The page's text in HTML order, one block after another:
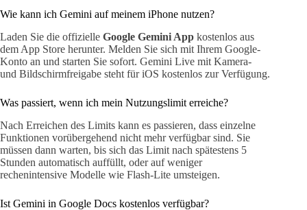
Wie kann ich Gemini auf meinem iPhone nutzen?
Laden Sie die offizielle Google Gemini App kostenlos aus
dem App Store herunter. Melden Sie sich mit Ihrem Google-
Konto an und starten Sie sofort. Gemini Live mit Kamera-
und Bildschirmfreigabe steht für iOS kostenlos zur Verfügung.
Was passiert, wenn ich mein Nutzungslimit erreiche?
Nach Erreichen des Limits kann es passieren, dass einzelne
Funktionen vorübergehend nicht mehr verfügbar sind. Sie
müssen dann warten, bis sich das Limit nach spätestens 5
Stunden automatisch auffüllt, oder auf weniger
rechenintensive Modelle wie Flash-Lite umsteigen.
Ist Gemini in Google Docs kostenlos verfügbar?